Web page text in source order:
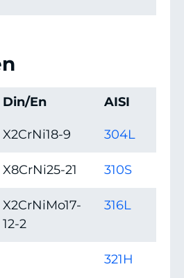
Din/En AISI
X2CrNi18-9 304L
X8CrNi25-21 310S
X2CrNiMo17-
12-2
316L
321H